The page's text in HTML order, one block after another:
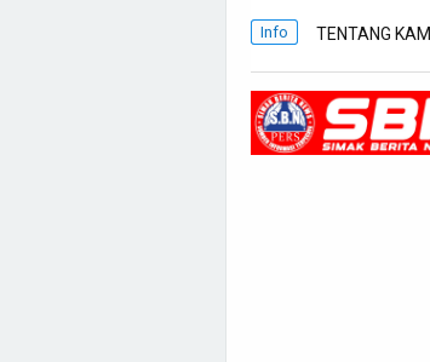
Info TENTANG KAMI